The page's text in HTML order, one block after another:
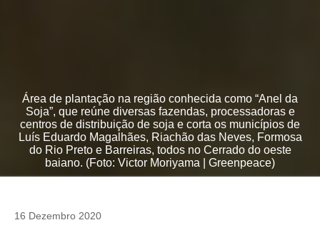
Área de plantação na região conhecida como “Anel da
Soja”, que reúne diversas fazendas, processadoras e
centros de distribuição de soja e corta os municípios de
Luís Eduardo Magalhães, Riachão das Neves, Formosa
do Rio Preto e Barreiras, todos no Cerrado do oeste
baiano. (Foto: Victor Moriyama | Greenpeace)
16 Dezembro 2020